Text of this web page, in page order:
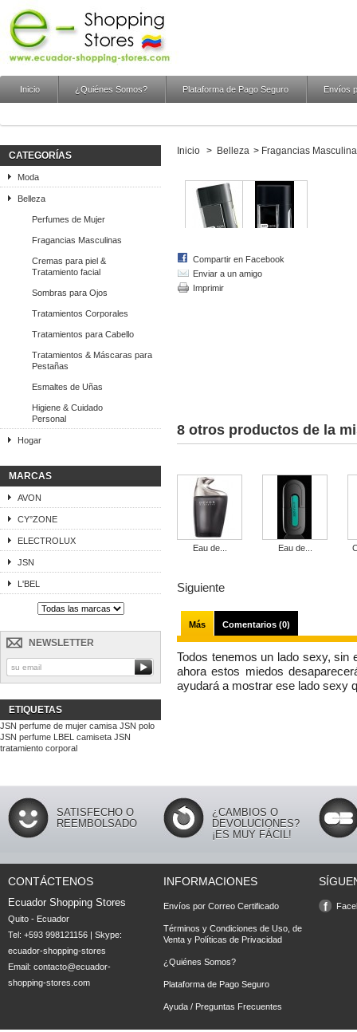
Inicio ¿Quiénes Somos? Plataforma de Pago Seguro Envíos
CATEGORÍAS
Moda
Belleza
Perfumes de Mujer
Fragancias Masculinas
Cremas para piel &
Tratamiento facial
Sombras para Ojos
Tratamientos Corporales
Tratamientos para Cabello
Tratamientos & Máscaras para
Pestañas
Esmaltes de Uñas
Higiene & Cuidado
Personal
Hogar
MARCAS
AVON
CY°ZONE
ELECTROLUX
JSN
L'BEL
NEWSLETTER
ETIQUETAS
JSN perfume de mujer camisa JSN polo
JSN perfume LBEL camiseta JSN
tratamiento corporal
Inicio > Belleza > Fragancias
Compartir en Facebook
Enviar a un amigo
Imprimir
8 otros productos de la
Eau de... Eau de...
Siguiente
Más Comentarios (0)
Todos tenemos un lado sexy, sin
ahora estos miedos
ayudará a mostrar ese lado sexy
SATISFECHO O
REEMBOLSADO
¿CAMBIOS O
DEVOLUCIONES?
¡ES MUY FÁCIL!
CONTÁCTENOS
Ecuador Shopping Stores
Quito - Ecuador
Tel: +593 998121156 | Skype:
ecuador-shopping-stores
Email: contacto@ecuador-
shopping-stores.com
INFORMACIONES
Envíos por Correo Certificado
Términos y Condiciones de Uso, de
Venta y Políticas de Privacidad
¿Quiénes Somos?
Plataforma de Pago Seguro
Ayuda / Preguntas Frecuentes